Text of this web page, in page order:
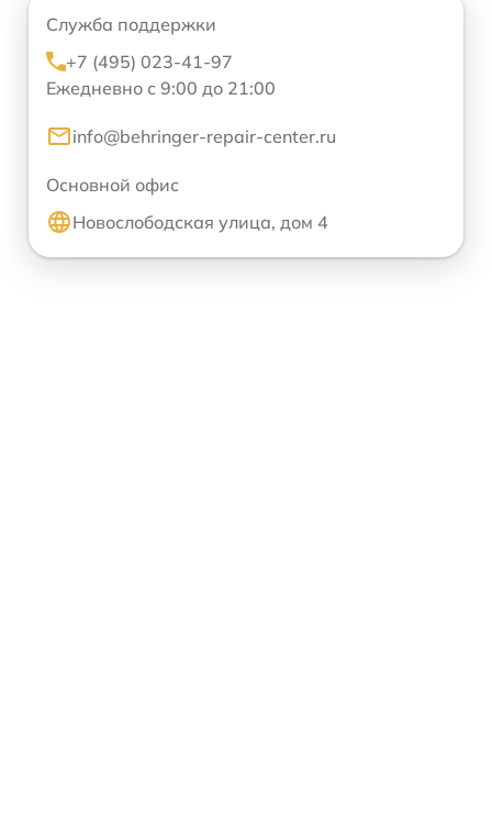
Служба поддержки
+7 (495) 023-41-97
Ежедневно с 9:00 до 21:00
info@behringer-repair-center.ru
Основной офис
Новослободская улица, дом 4